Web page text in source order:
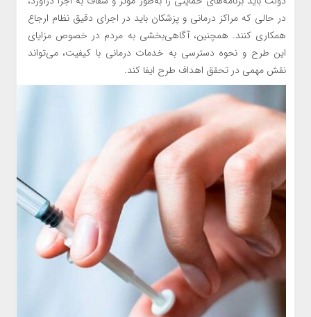
در حالی که مراکز درمانی و پزشکان باید در اجرای دقیق نظام ارجاع
همکاری کنند. همچنین، آگاهی‌بخشی به مردم در خصوص مزایای
این طرح و نحوه دسترسی به خدمات درمانی با کیفیت، می‌تواند
نقش مهمی در تحقق اهداف طرح ایفا کند.